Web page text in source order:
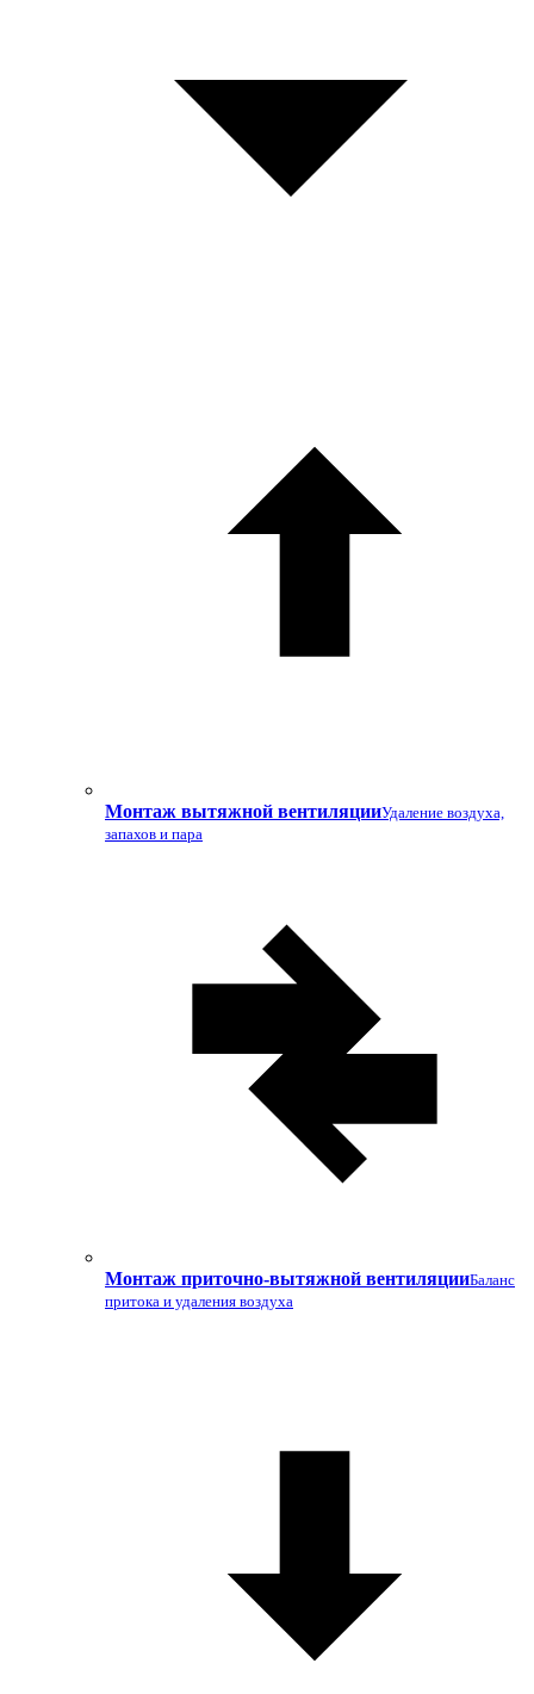
Монтаж вытяжной вентиляцииУдаление воздуха,
запахов и пара
Монтаж приточно-вытяжной вентиляцииБаланс
притока и удаления воздуха